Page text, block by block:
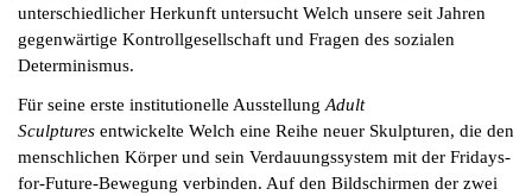
unterschiedlicher Herkunft untersucht Welch unsere seit Jahren
gegenwärtige Kontrollgesellschaft und Fragen des sozialen
Determinismus.
Für seine erste institutionelle AusstellungAdult
Sculptures entwickelte Welch eine Reihe neuer Skulpturen, die den
menschlichen Körper und sein Verdauungssystem mit der Fridays-
for-Future-Bewegung verbinden. Auf den Bildschirmen der zwei